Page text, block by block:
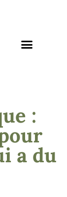
:
a du